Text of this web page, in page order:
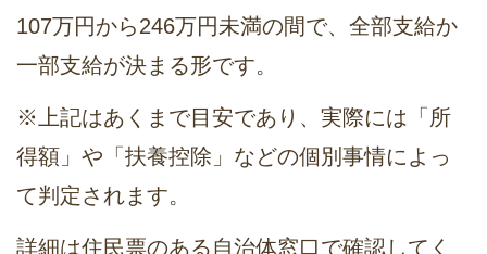
107万円から246万円未満の間で、全部支給か
一部支給が決まる形です。
※上記はあくまで目安であり、実際には「所
得額」や「扶養控除」などの個別事情によっ
て判定されます。
詳細は住民票のある自治体窓口で確認してく